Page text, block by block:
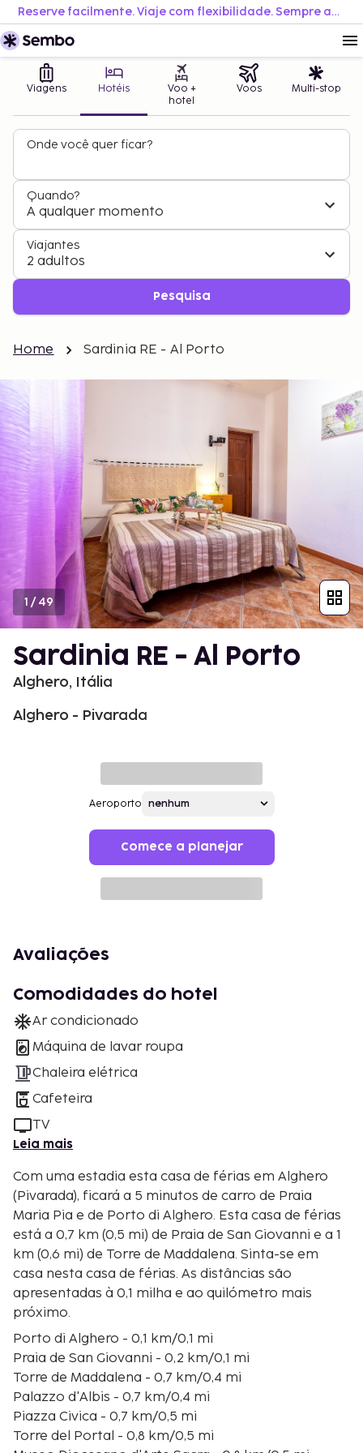
Reserve facilmente. Viaje com flexibilidade. Sempre ao melhor preço.
Viagens Hotéis
Voo +
hotel
Voos Multi-stop
Onde você quer ficar?
Quando?
A qualquer momento
Viajantes
2 adultos
Pesquisa
Home Sardinia RE - Al Porto
1 /49
Sardinia RE - Al Porto
Alghero, Itália
Alghero - Pivarada
Aeroporto
Comece a planejar
Avaliações
Comodidades do hotel
Ar condicionado
Máquina de lavar roupa
Chaleira elétrica
Cafeteira
TV
Leia mais
Com uma estadia esta casa de férias em Alghero
(Pivarada), ficará a 5 minutos de carro de Praia
Maria Pia e de Porto di Alghero. Esta casa de férias
está a 0,7 km (0,5 mi) de Praia de San Giovanni e a 1
km (0,6 mi) de Torre de Maddalena. Sinta-se em
casa nesta casa de férias. As distâncias são
apresentadas à 0,1 milha e ao quilómetro mais
próximo.
Porto di Alghero - 0,1 km/0,1 mi
Praia de San Giovanni - 0,2 km/0,1 mi
Torre de Maddalena - 0,7 km/0,4 mi
Palazzo d'Albis - 0,7 km/0,4 mi
Piazza Civica - 0,7 km/0,5 mi
Torre del Portal - 0,8 km/0,5 mi